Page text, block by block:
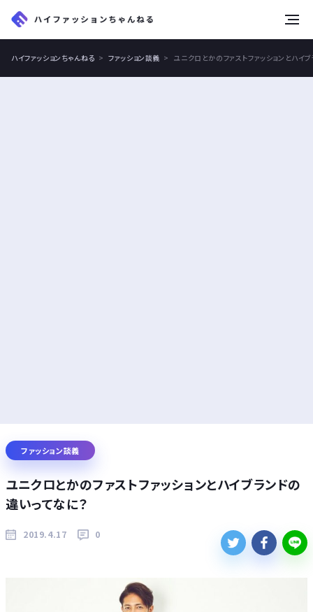
ハイファッションちゃんねる ファッション談義 ユニクロとかのファストファッションとハイ
ファッション談義
ユニクロとかのファストファッションとハイブランドの
違いってなに？
2019.4.17 0